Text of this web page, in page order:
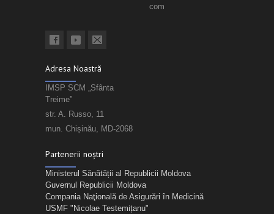
com
Adresa Noastră
IMSP SCM „Sfânta
Treime”
str. A. Russo, 11
mun. Chișinău, MD-2068
Partenerii noștri
Ministerul Sănătății al Republicii Moldova
Guvernul Republicii Moldova
Compania Naţională de Asigurări în Medicină
USMF "Nicolae Testemițanu"